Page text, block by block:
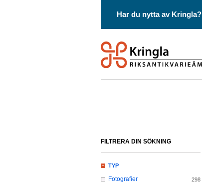
Har du nytta av Kringla?
FILTRERA DIN SÖKNING
TYP
Fotografier 298